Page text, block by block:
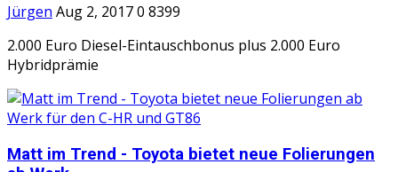
Jürgen Aug 2, 20170 8399
2.000 Euro Diesel-Eintauschbonus plus 2.000 Euro
Hybridprämie
Matt im Trend - Toyota bietet neue Folierungen